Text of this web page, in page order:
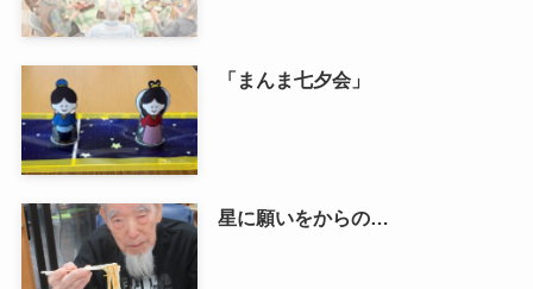
「まんま七夕会」
星に願いをからの…